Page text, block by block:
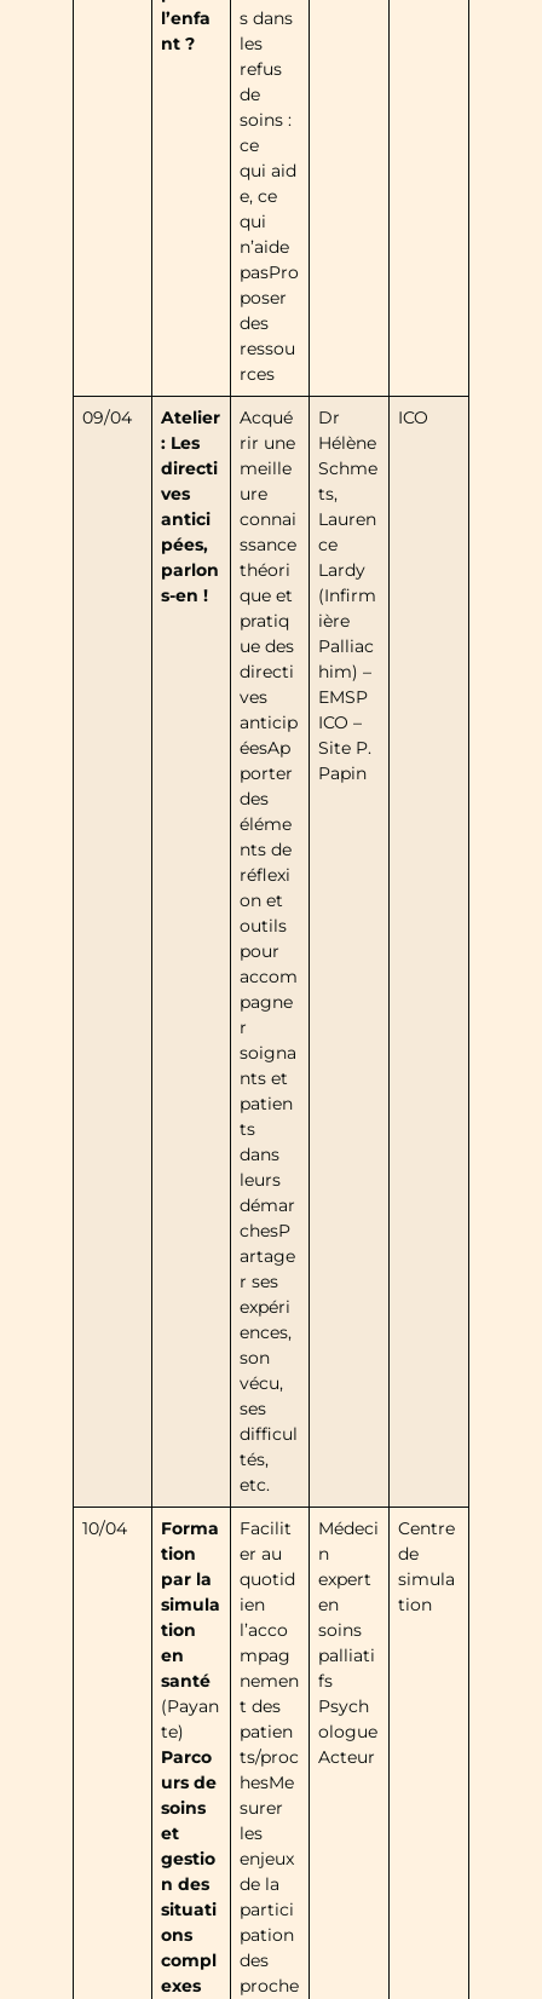
l’enfa
nt ?
s dans
les
refus
de
soins :
ce
qui aid
e, ce
qui
n’aide
pasPro
poser
des
ressou
rces
09/04
Atelier
: Les
directi
ves
antici
pées,
parlon
s-en !
Acqué
rir une
meille
ure
connai
ssance
théori
que et
pratiq
ue des
directi
ves
anticip
éesAp
porter
des
éléme
nts de
réflexi
on et
outils
pour
accom
pagne
r
soigna
nts et
patien
ts
dans
leurs
démar
chesP
artage
r ses
expéri
ences,
son
vécu,
ses
difficul
tés,
etc.
Dr
Hélène
Schme
ts,
Lauren
ce
Lardy
(Infirm
ière
Palliac
him) –
EMSP
ICO –
Site P.
Papin
ICO
10/04
Forma
tion
par la
simula
tion
en
santé
(Payan
te)
Parco
urs de
soins
et
gestio
n des
situati
ons
compl
exes
Facilit
er au
quotid
ien
l’acco
mpag
nemen
t des
patien
ts/proc
hesMe
surer
les
enjeux
de la
partici
pation
des
proche
Médeci
n
expert
en
soins
palliati
fs
Psych
ologue
Acteur
Centre
de
simula
tion